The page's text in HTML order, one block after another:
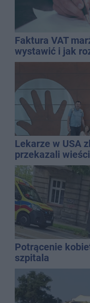
Faktura VAT
wystawić i jak
Lekarze w USA
przekazali wieści
Potrącenie
szpitala